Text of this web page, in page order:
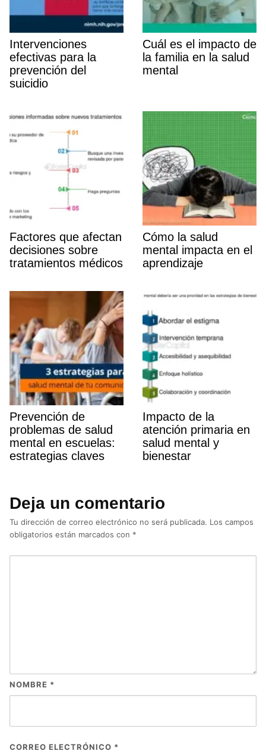
Intervenciones
efectivas para la
prevención del
suicidio
Cuál es el impacto de
la familia en la salud
mental
Factores que afectan
decisiones sobre
tratamientos médicos
Cómo la salud
mental impacta en el
aprendizaje
Prevención de
problemas de salud
mental en escuelas:
estrategias claves
Impacto de la
atención primaria en
salud mental y
bienestar
Deja un comentario
Tu dirección de correo electrónico no será publicada. Los campos
obligatorios están marcados con *
NOMBRE *
CORREO ELECTRÓNICO *